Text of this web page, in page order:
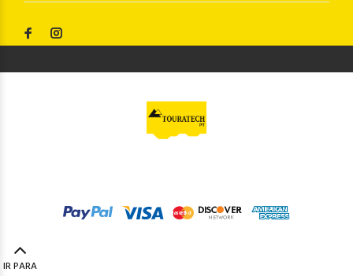
IR PARA